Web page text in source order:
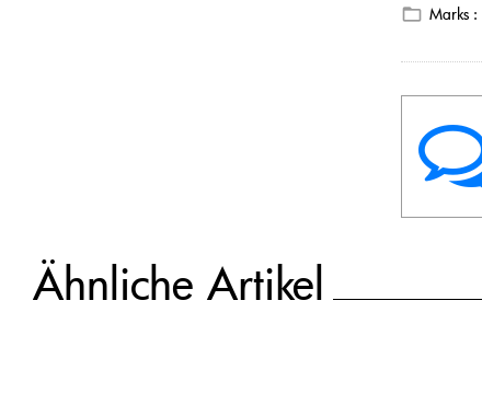
Marks :
Ähnliche Artikel